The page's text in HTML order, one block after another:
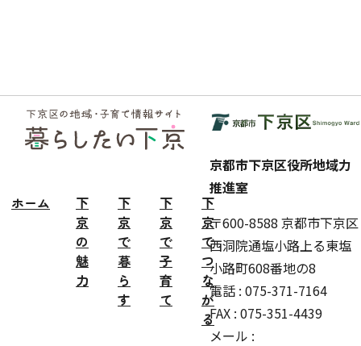
フッ
ター
ホーム
下
京
の
魅
力
下
京
で
暮
ら
す
下
京
で
子
育
て
下
京
で
つ
な
が
る
京都市下京区役所地域力
推進室
〒600-8588 京都市下京区
西洞院通塩小路上る東塩
小路町608番地の8
電話 : 075-371-7164
FAX : 075-351-4439
メール :